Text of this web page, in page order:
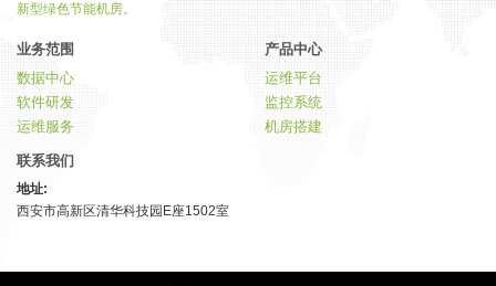
新型绿色节能机房。
业务范围
数据中心
软件研发
运维服务
产品中心
运维平台
监控系统
机房搭建
联系我们
地址:
西安市高新区清华科技园E座1502室